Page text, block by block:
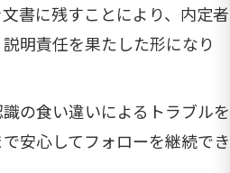
書に残すことにより、内定者
明責任を果たした形になり
の食い違いによるトラブルを
安心してフォローを継続でき